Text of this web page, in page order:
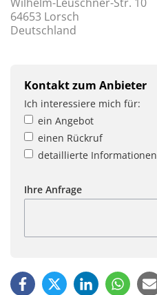
64653 Lorsch
Deutschland
Kontakt zum Anbieter
Ich interessiere mich für:
ein Angebot
einen Rückruf
detaillierte Informationen
Ihre Anfrage